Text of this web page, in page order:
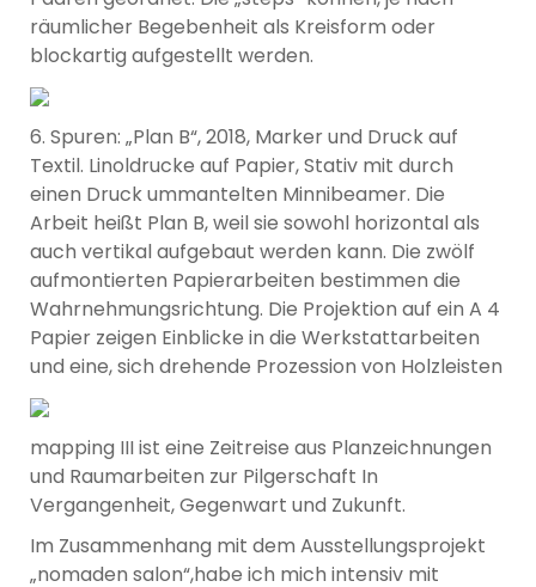
räumlicher Begebenheit als Kreisform oder
blockartig aufgestellt werden.
6. Spuren: „Plan B“, 2018, Marker und Druck auf
Textil. Linoldrucke auf Papier, Stativ mit durch
einen Druck ummantelten Minnibeamer. Die
Arbeit heißt Plan B, weil sie sowohl horizontal als
auch vertikal aufgebaut werden kann. Die zwölf
aufmontierten Papierarbeiten bestimmen die
Wahrnehmungsrichtung. Die Projektion auf ein A 4
Papier zeigen Einblicke in die Werkstattarbeiten
und eine, sich drehende Prozession von Holzleisten
mapping III ist eine Zeitreise aus Planzeichnungen
und Raumarbeiten zur Pilgerschaft In
Vergangenheit, Gegenwart und Zukunft.
Im Zusammenhang mit dem Ausstellungsprojekt
„nomaden salon“,habe ich mich intensiv mit